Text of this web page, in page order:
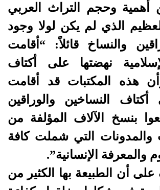
أهمية وحجم التراث العربي
الذي لم يكن لولا وجود
والنساخ قائلاً: “أقامت
نهضتها على أكتاف
وأن هذه المكتبات قد أقامت
النساخين والوراقين
بنسخ الآلاف المؤلفة من
والمدونات التي شملت كافة
والمعرفة الإنسانية”.
أن الطبيعة بها الكثير من